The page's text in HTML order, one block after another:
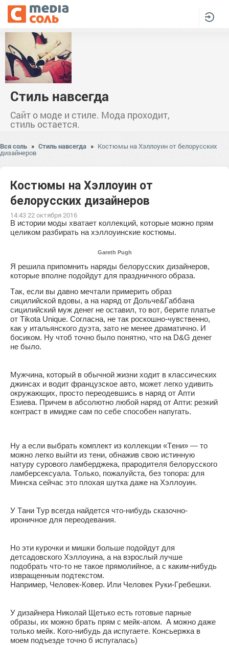
Стиль навсегда
Сайт о моде и стиле. Мода проходит,
стиль остается.
Вся соль » Стиль навсегда » Костюмы на Хэллоуин от белорусских
дизайнеров
Костюмы на Хэллоуин от
белорусских дизайнеров
14:43 22 октября 2016
В истории моды хватает коллекций, которые можно прям
целиком разбирать на хэллоуинские костюмы.
Gareth Pugh
Я решила припомнить наряды белорусских дизайнеров,
которые вполне подойдут для праздничного образа.
Так, если вы давно мечтали примерить образ
сицилийской вдовы, а на наряд от Дольче&Габбана
сицилийский муж денег не оставил, то вот, берите платье
от Tikota Unique. Согласна, не так роскошно-чувственно,
как у итальянского дуэта, зато не менее драматично. И
босиком. Ну чтоб точно было понятно, что на D&G денег
не было.
Мужчина, который в обычной жизни ходит в классических
джинсах и водит французское авто, может легко удивить
окружающих, просто переодевшись в наряд от Апти
Езиева. Причем в абсолютно любой наряд от Апти: резкий
контраст в имидже сам по себе способен напугать.
Ну а если выбрать комплект из коллекции «Тени» — то
можно легко выйти из тени, обнажив свою истинную
натуру сурового ламберджека, прародителя белорусского
ламберсексуала. Только, пожалуйста, без топора: для
Минска сейчас это плохая шутка даже на Хэллоуин.
У Тани Тур всегда найдется что-нибудь сказочно-
ироничное для переодевания.
Но эти курочки и мишки больше подойдут для
детсадовского Хэллоуина, а на взрослый лучше
подобрать что-то не такое прямолийное, а с каким-нибудь
извращенным подтекстом.
Например, Человек-Ковер. Или Человек Руки-Гребешки.
У дизайнера Николай Щетько есть готовые парные
образы, их можно брать прям с мейк-апом. А можно даже
только мейк. Кого-нибудь да испугаете. Консьержка в
моем подъезде точно б испугалась)